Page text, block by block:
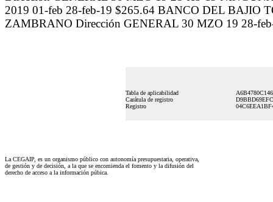
2019 01-feb 28-feb-19 $265.64 BANCO DEL
ZAMBRANO Dirección GENERAL 30 MZO 19 28-
Tabla de aplicabilidad
Carátula de registro
Registro
La CEGAIP, es un organismo público con autonomía presupuestaria, operativa,
de gestión y de decisión, a la que se encomienda el fomento y la difusión del
derecho de acceso a la información púbica.